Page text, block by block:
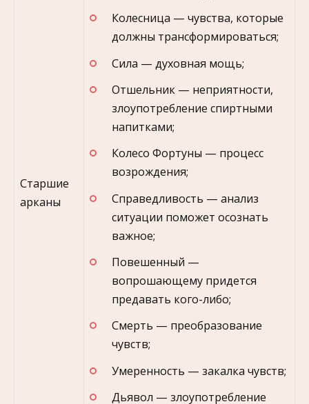
Старшие
арканы
Колесница — чувства, которые
должны трансформироваться;
Сила — духовная мощь;
Отшельник — неприятности,
злоупотребление спиртными
напитками;
Колесо Фортуны — процесс
возрождения;
Справедливость — анализ
ситуации поможет осознать
важное;
Повешенный —
вопрошающему придется
предавать кого-либо;
Смерть — преобразование
чувств;
Умеренность — закалка чувств;
Дьявол — злоупотребление